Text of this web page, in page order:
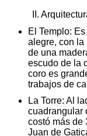
II.
El Templo:
alegre, con la
de una
escudo de la
coro es
trabajos de
La Torre: Al
cuadrangular
costó más de
Juan de